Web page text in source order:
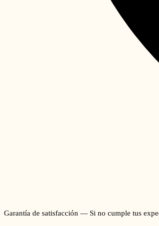
Garantía de satisfacción — Si no cumple tus